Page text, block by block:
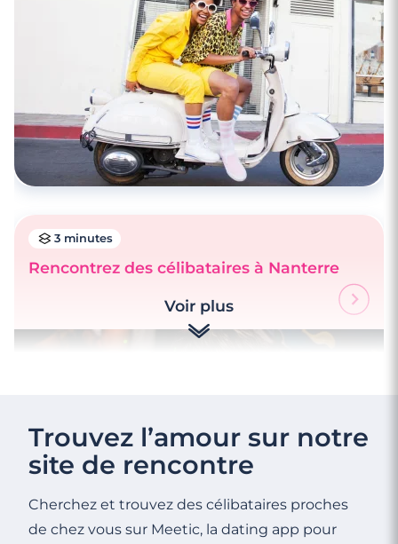
3 minutes
Rencontrez des célibataires à Nanterre
Voir plus
Trouvez l’amour sur notre
site de rencontre
Cherchez et trouvez des célibataires proches
de chez vous sur Meetic, la dating app pour